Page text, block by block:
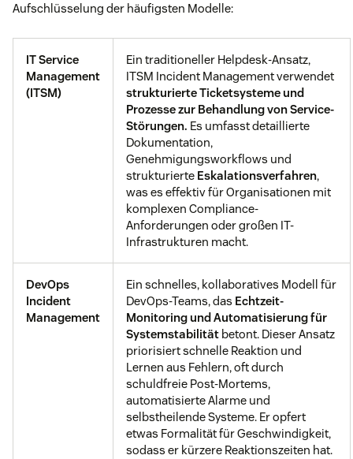
Aufschlüsselung der häufigsten Modelle:
IT Service
Management
(ITSM)
Ein traditioneller Helpdesk-Ansatz,
ITSM Incident Management verwendet
strukturierteTicketsysteme und
Prozesse zur Behandlung von Service-
Störungen. Es umfasst detaillierte
Dokumentation,
Genehmigungsworkflows und
strukturierte Eskalationsverfahren,
was es effektiv für Organisationen mit
komplexen Compliance-
Anforderungen oder großen IT-
Infrastrukturen macht.
DevOps
Incident
Management
Ein schnelles, kollaboratives Modell für
DevOps-Teams, das Echtzeit-
Monitoring und Automatisierung für
Systemstabilität betont. Dieser Ansatz
priorisiert schnelle Reaktion und
Lernen aus Fehlern, oft durch
schuldfreie Post-Mortems,
automatisierte Alarme und
selbstheilende Systeme. Er opfert
etwas Formalität für Geschwindigkeit,
sodass er kürzere Reaktionszeiten hat.